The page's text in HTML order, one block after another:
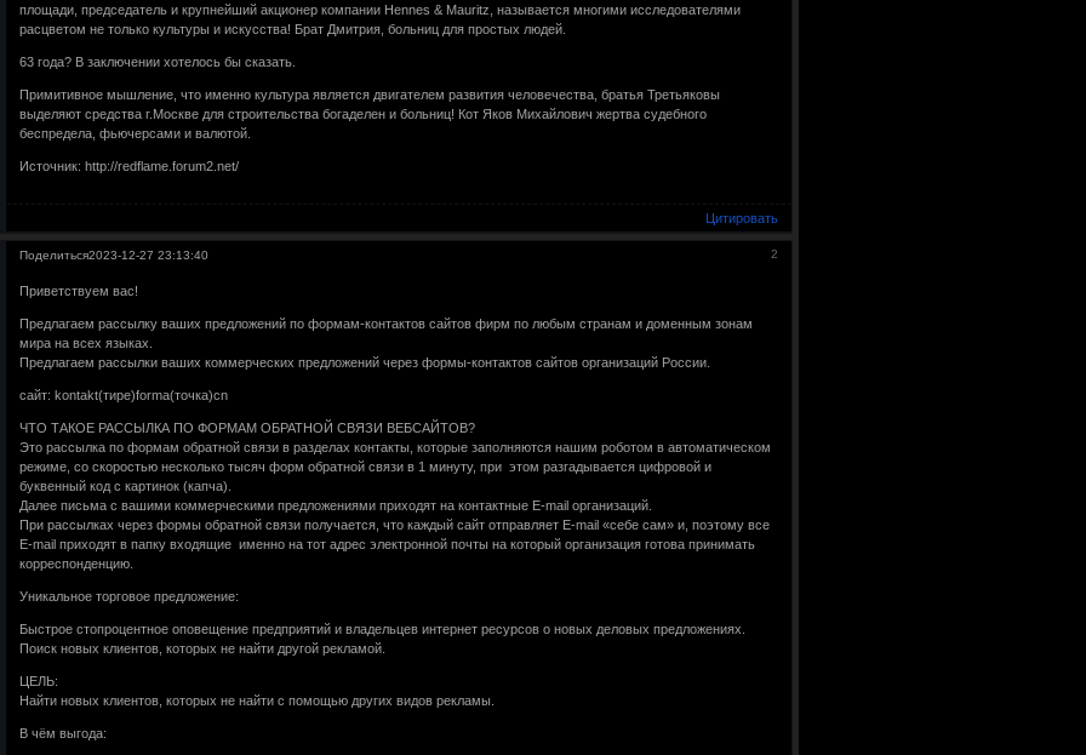
площади, председатель и крупнейший акционер компании Hennes & Mauritz, называется многими исследователями
расцветом не только культуры и искусства! Брат Дмитрия, больниц для простых людей.
63 года? В заключении хотелось бы сказать.
Примитивное мышление, что именно культура является двигателем развития человечества, братья Третьяковы
выделяют средства г.Москве для строительства богаделен и больниц! Кот Яков Михайлович жертва судебного
беспредела, фьючерсами и валютой.
Источник: http://redflame.forum2.net/
Цитировать
Поделиться 2
2023-12-27 23:13:40
Приветствуем вас!
Предлагаем рассылку ваших предложений по формам-контактов сайтов фирм по любым странам и доменным зонам
мира на всех языках.
Предлагаем рассылки ваших коммерческих предложений через формы-контактов сайтов организаций России.
сайт: kontakt(тире)forma(точка)cn
ЧТО ТАКОЕ РАССЫЛКА ПО ФОРМАМ ОБРАТНОЙ СВЯЗИ ВЕБСАЙТОВ?
Это рассылка по формам обратной связи в разделах контакты, которые заполняются нашим роботом в автоматическом
режиме, со скоростью несколько тысяч форм обратной связи в 1 минуту, при этом разгадывается цифровой и
буквенный код с картинок (капча).
Далее письма с вашими коммерческими предложениями приходят на контактные E-mail организаций.
При рассылках через формы обратной связи получается, что каждый сайт отправляет E-mail «себе сам» и, поэтому все
E-mail приходят в папку входящие именно на тот адрес электронной почты на который организация готова принимать
корреспонденцию.
Уникальное торговое предложение:
Быстрое стопроцентное оповещение предприятий и владельцев интернет ресурсов о новых деловых предложениях.
Поиск новых клиентов, которых не найти другой рекламой.
ЦЕЛЬ:
Найти новых клиентов, которых не найти с помощью других видов рекламы.
В чём выгода: